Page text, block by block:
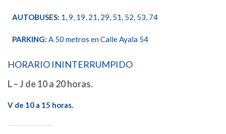
AUTOBUSES: 1, 9, 19, 21, 29, 51, 52, 53, 74
PARKING: A 50 metros en Calle Ayala 54
HORARIO ININTERRUMPIDO
L – J de 10 a 20 horas.
V de 10 a 15 horas.